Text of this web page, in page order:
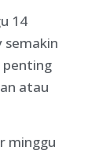
14
semakin
penting
atau
minggu